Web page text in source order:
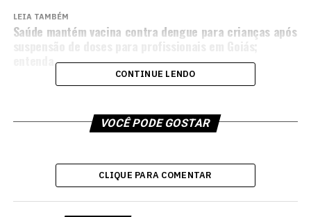
LEIA TAMBÉM
Saúde mantém vacina contra dengue para crianças após
suspensão de doses para profissionais em Goiás;
CONTINUE LENDO
VOCÊ PODE GOSTAR
CLIQUE PARA COMENTAR